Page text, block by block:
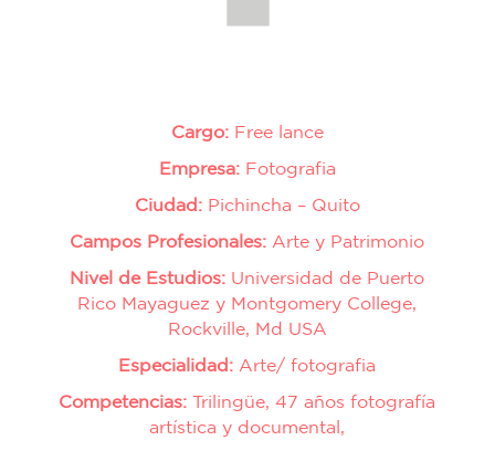
Cargo: Free lance
Empresa: Fotografia
Ciudad: Pichincha – Quito
Campos Profesionales: Arte y Patrimonio
Nivel de Estudios: Universidad de Puerto
Rico Mayaguez y Montgomery College,
Rockville, Md USA
Especialidad: Arte/ fotografia
Competencias:Trilingüe, 47 años fotografía
artística y documental,